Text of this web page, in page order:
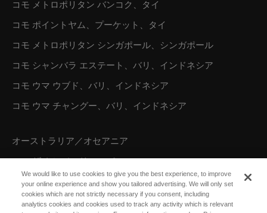
コモ メトロポリタン バンコク、タイ
コモ ポイントヤム、プーケット、タイ
コモ メトロポリタン シンガポール、シンガポール
コモ シャンバラ エステート、バリ、インドネシア
コモ ウマ ウブド、バリ、インドネシア
コモ ウマ チャングー、バリ、インドネシア
オーストラリア／オセアニア
北米
We would like to use cookies to give you the best experience, to improve
your online experience and show you tailored advertising. We will only set
cookies which are not strictly necessary if you consent, including
analytics cookies and cookies used to track any activity which is relevant